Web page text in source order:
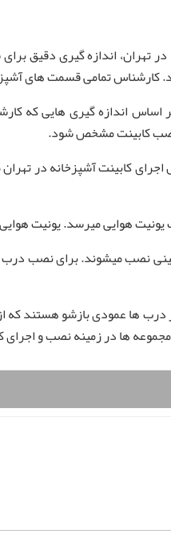
در تهران، اندازه گیری
تمامی قسمت های
کابینت مشخص شود.
نصب میشوند. برای نصب
ها عمودی بازشو هستند
ها در زمینه نصب و اجرای